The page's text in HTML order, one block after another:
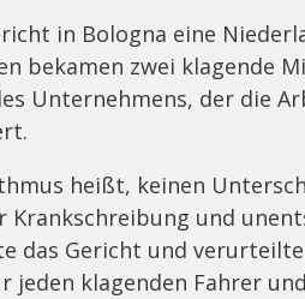
in Bologna eine
bekamen zwei klagende
Unternehmens, der die
heißt, keinen
Krankschreibung und
das Gericht und
jeden klagenden Fahrer